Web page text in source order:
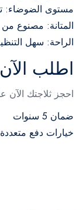
مستوى الضوضاء:
المتانة: مصنوع من
الراحة: سهل
اطلب
احجز ثلاجتك
ضمان 5 سنوات
خيارات دفع